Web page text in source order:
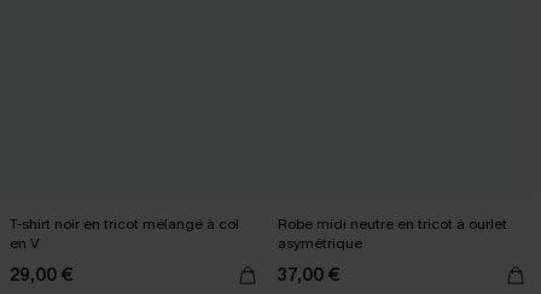
T-shirt noir en tricot mélangé à col
en V
29,00 €
Robe midi neutre en tricot à ourlet
asymétrique
37,00 €